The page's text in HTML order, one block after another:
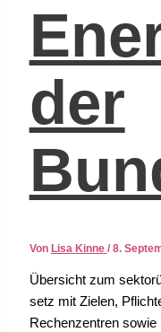
der
Von Lisa Kinne / 8.
Über­sicht zum
setz mit Zie­len,
Rechen­zen­tren